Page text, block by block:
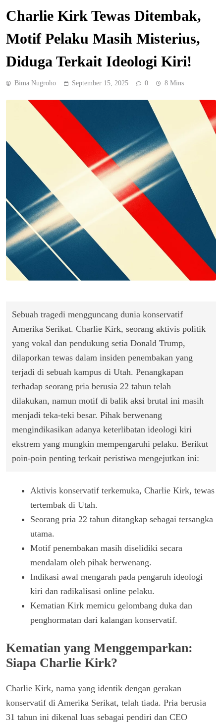
Charlie Kirk Tewas Ditembak,
Motif Pelaku Masih Misterius,
Diduga Terkait Ideologi Kiri!
Bima Nugroho September 15, 2025 0 8 Mins
Sebuah tragedi mengguncang dunia konservatif
Amerika Serikat. Charlie Kirk, seorang aktivis politik
yang vokal dan pendukung setia Donald Trump,
dilaporkan tewas dalam insiden penembakan yang
terjadi di sebuah kampus di Utah. Penangkapan
terhadap seorang pria berusia 22 tahun telah
dilakukan, namun motif di balik aksi brutal ini masih
menjadi teka-teki besar. Pihak berwenang
mengindikasikan adanya keterlibatan ideologi kiri
ekstrem yang mungkin mempengaruhi pelaku. Berikut
poin-poin penting terkait peristiwa mengejutkan ini:
Aktivis konservatif terkemuka, Charlie Kirk, tewas
tertembak di Utah.
Seorang pria 22 tahun ditangkap sebagai tersangka
utama.
Motif penembakan masih diselidiki secara
mendalam oleh pihak berwenang.
Indikasi awal mengarah pada pengaruh ideologi
kiri dan radikalisasi online pelaku.
Kematian Kirk memicu gelombang duka dan
penghormatan dari kalangan konservatif.
Kematian yang Menggemparkan:
Siapa Charlie Kirk?
Charlie Kirk, nama yang identik dengan gerakan
konservatif di Amerika Serikat, telah tiada. Pria berusia
31 tahun ini dikenal luas sebagai pendiri dan CEO